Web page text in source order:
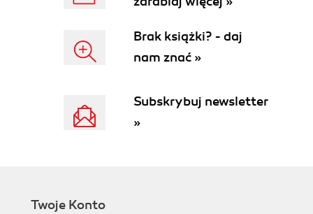
Brak książki? - daj
nam znać »
Subskrybuj newsletter
»
Twoje Konto